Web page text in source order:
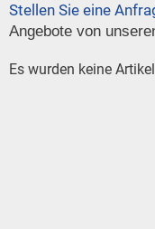
Stellen Sie eine
Angebote von
Es wurden keine